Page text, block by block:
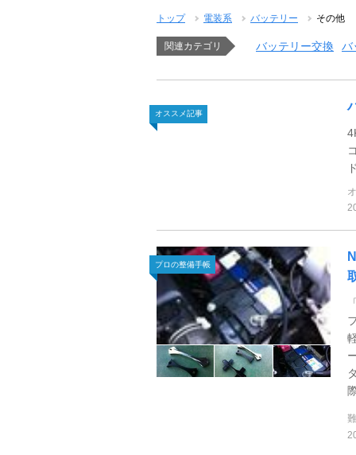
トップ 電装系 バッテリー その他
関連カテゴリ バッテリー交換 バ
オススメ記事
プロの整備手帳